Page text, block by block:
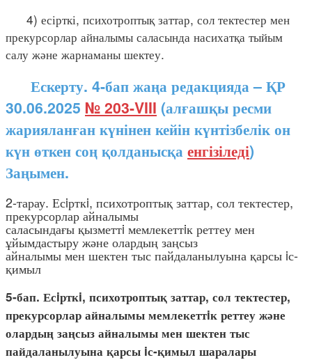
4) есірткі, психотроптық заттар, сол тектестер мен
прекурсорлар айналымы саласында насихатқа тыйым
салу және жарнаманы шектеу.
Ескерту. 4-бап жаңа редакцияда – ҚР
30.06.2025 № 203-VIII (алғашқы ресми
жарияланған күнінен кейін күнтізбелік он
күн өткен соң қолданысқа енгізіледі)
Заңымен.
2-тарау. Есiрткi, психотроптық заттар, сол тектестер,
прекурсорлар айналымы
саласындағы қызметтi мемлекеттiк реттеу мен
ұйымдастыру және олардың заңсыз
айналымы мен шектен тыс пайдаланылуына қарсы iс-
қимыл
5-бап. Есiрткi, психотроптық заттар, сол тектестер,
прекурсорлар айналымы мемлекеттiк реттеу және
олардың заңсыз айналымы мен шектен тыс
пайдаланылуына қарсы iс-қимыл шаралары